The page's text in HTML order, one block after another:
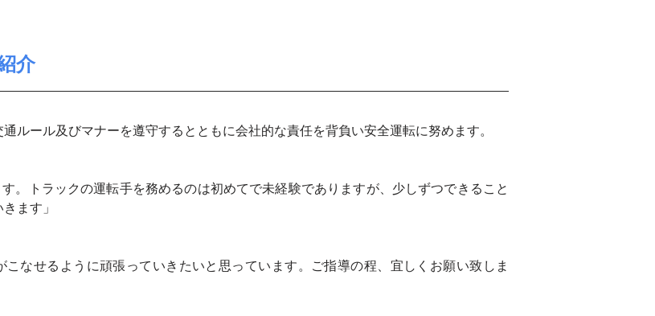
介
ルール及びマナーを遵守するとともに会社的な責任を背負い安全運転に努めます。
。トラックの運転手を務めるのは初めてで未経験でありますが、少しずつできること
ます」
なせるように頑張っていきたいと思っています。ご指導の程、宜しくお願い致しま